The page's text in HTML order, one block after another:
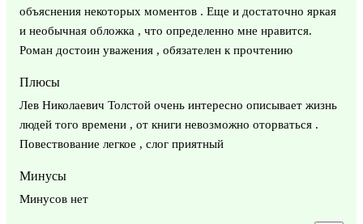
объяснения некоторых моментов . Еще и достаточно яркая
и необычная обложка , что определенно мне нравится.
Роман достоин уважения , обязателен к прочтению
Плюсы
Лев Николаевич Толстой очень интересно описывает жизнь
людей того времени , от книги невозможно оторваться .
Повествование легкое , слог приятный
Минусы
Минусов нет